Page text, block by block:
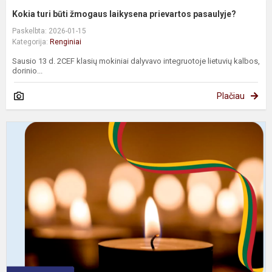
Kokia turi būti žmogaus laikysena prievartos pasaulyje?
Paskelbta: 2026-01-15
Kategorija: Renginiai
Sausio 13 d. 2CEF klasių mokiniai dalyvavo integruotoje lietuvių kalbos,
dorinio...
Plačiau